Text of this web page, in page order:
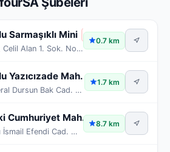
Sarmaşıklı Mini Kapalı
Yazıcızade Mah. Şehit Celil Alan 1. Sok. No:34-36
0.7 km
Yazıcızade Mah. Expre Kapalı
Yazıcızade Mah. General Dursun Bak Cad. No:31
1.7 km
Cumhuriyet Mah. Mini Kapalı
Cumhuriyet Mah. Hacı İsmail Efendi Cad. No:29/31-1
8.7 km